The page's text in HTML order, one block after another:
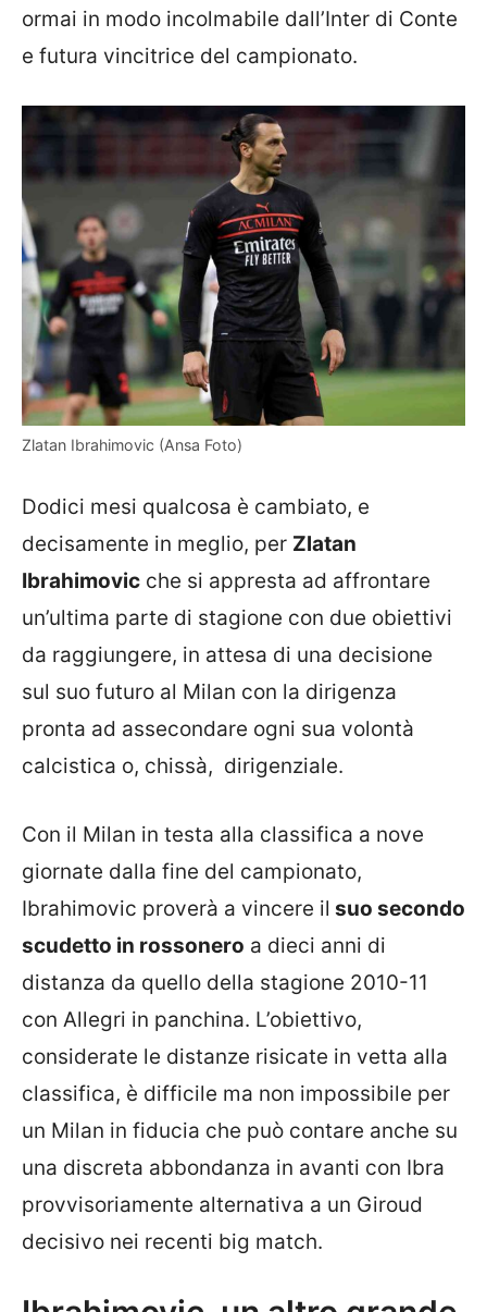
ormai in modo incolmabile dall’Inter di Conte
e futura vincitrice del campionato.
Zlatan Ibrahimovic (Ansa Foto)
Dodici mesi qualcosa è cambiato, e
decisamente in meglio, per Zlatan
Ibrahimovic che si appresta ad affrontare
un’ultima parte di stagione con due obiettivi
da raggiungere, in attesa di una decisione
sul suo futuro al Milan con la dirigenza
pronta ad assecondare ogni sua volontà
calcistica o, chissà, dirigenziale.
Con il Milan in testa alla classifica a nove
giornate dalla fine del campionato,
Ibrahimovic proverà a vincere il suo secondo
scudetto in rossonero a dieci anni di
distanza da quello della stagione 2010-11
con Allegri in panchina. L’obiettivo,
considerate le distanze risicate in vetta alla
classifica, è difficile ma non impossibile per
un Milan in fiducia che può contare anche su
una discreta abbondanza in avanti con Ibra
provvisoriamente alternativa a un Giroud
decisivo nei recenti big match.